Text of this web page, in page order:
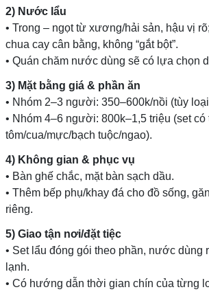
2) Nước lẩu
• Trong – ngọt từ xương/hải sản, hậu vị
chua cay cân bằng, không “gắt bột”.
• Quán chăm nước dùng sẽ có lựa chọn
3) Mặt bằng giá & phần ăn
• Nhóm 2–3 người: 350–600k/nồi (tùy
• Nhóm 4–6 người: 800k–1,5 triệu (set có
tôm/cua/mực/bạch tuộc/ngao).
4) Không gian & phục vụ
• Bàn ghế chắc, mặt bàn sạch dầu.
• Thêm bếp phụ/khay đá cho đồ sống,
riêng.
5) Giao tận nơi/đặt tiệc
• Set lẩu đóng gói theo phần, nước dùng
lạnh.
• Có hướng dẫn thời gian chín của từng